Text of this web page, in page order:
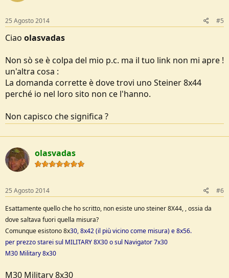
25 Agosto 2014 #5
Ciao olasvadas
Non sò se è colpa del mio p.c. ma il tuo link non mi apre !
un'altra cosa :
La domanda corrette è dove trovi uno Steiner 8x44
perché io nel loro sito non ce l'hanno.
Non capisco che significa ?
olasvadas
25 Agosto 2014 #6
Esattamente quello che ho scritto, non esiste uno steiner 8X44, , ossia da
dove saltava fuori quella misura?
Comunque esistono 8x30, 8x42 (il più vicino come misura) e 8x56.
per prezzo starei sul MILITARY 8X30 o sul Navigator 7x30
M30 Military 8x30
M30 Military 8x30